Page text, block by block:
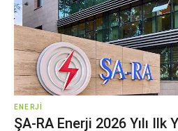
ENERJI
ŞA-RA Enerji 2026 Yılı Ilk